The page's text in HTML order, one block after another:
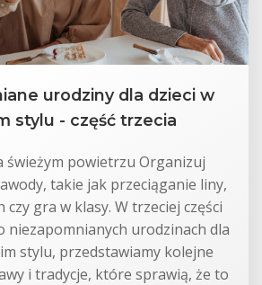
urodziny dla dzieci w
stylu - część trzecia
świeżym powietrzu Organizuj
takie jak przeciąganie liny,
czy gra w klasy. W trzeciej części
niezapomnianych urodzinach dla
stylu, przedstawiamy kolejne
i tradycje, które sprawią, że to